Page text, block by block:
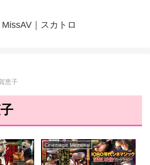
MissAV｜スカトロ
恵子
Cinemagic Memorial